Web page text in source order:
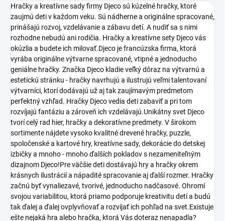
Hračky a kreatívne sady firmy Djeco sú kúzelné hračky, ktoré
zaujmú deti v každom veku. Sú nádherne a originálne spracované,
prinášajú rozvoj, vzdelávanie a zábavu detí. A nudiť sa s nimi
rozhodne nebudú ani rodičia. Hračky a kreatívne sety Djeco vás
okúzlia a budete ich milovať.Djeco je francúzska firma, ktorá
vyrába originálne výtvarne spracované, vtipné a jednoducho
geniálne hračky. Značka Djeco kladie veľký dôraz na výtvarnú a
estetickú stránku - hračky navrhujú a ilustrujú veľmi talentovaní
výtvarníci, ktorí dodávajú už aj tak zaujímavým predmetom
perfektný vzhľad. Hračky Djeco vedia deti zabaviť a pri tom
rozvíjajú fantáziu a zároveň ich vzdelávajú.Unikátny svet Djeco
tvorí celý rad hier, hračky a dekoratívne predmety. V širokom
sortimente nájdete vysoko kvalitné drevené hračky, puzzle,
spoločenské a kartové hry, kreatívne sady, dekorácie do detskej
izbičky a mnoho - mnoho ďalších pokladov s nezameniteľným
dizajnom Djeco!Pre väčšie deti dostávajú hry a hračky okrem
krásnych ilustrácií a nápadité spracovanie aj ďalší rozmer. Hračky
začnú byť vynaliezavé, tvorivé, jednoducho nadčasové. Ohromí
svojou variabilitou, ktorá priamo podporuje kreativitu detí a budú
tak ďalej a ďalej ovplyvňovať a rozvíjať ich pohľad na svet.Existuje
ešte nejaká hra alebo hračka, ktorá Vás doteraz nenapadla?